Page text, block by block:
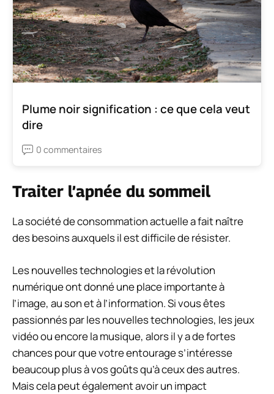
Plume noir signification : ce que cela veut
dire
0 commentaires
Traiter l’apnée du sommeil
La société de consommation actuelle a fait naître
des besoins auxquels il est difficile de résister.
Les nouvelles technologies et la révolution
numérique ont donné une place importante à
l’image, au son et à l’information. Si vous êtes
passionnés par les nouvelles technologies, les jeux
vidéo ou encore la musique, alors il y a de fortes
chances pour que votre entourage s’intéresse
beaucoup plus à vos goûts qu’à ceux des autres.
Mais cela peut également avoir un impact